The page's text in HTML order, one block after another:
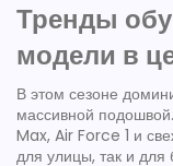
Тренды
модели в
В этом сезоне
массивной
Max, Air Force 1 и
для улицы, так и для